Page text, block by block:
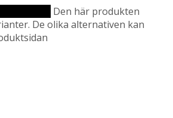
Den här produkten
De olika alternativen kan